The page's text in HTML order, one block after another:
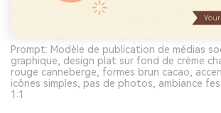
Prompt: Modèle de publication de médias
graphique, design plat sur fond de crème
rouge canneberge, formes brun cacao,
icônes simples, pas de photos, ambiance
1:1